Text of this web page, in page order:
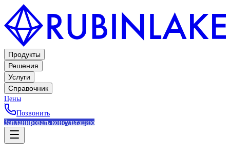
Продукты
Решения
Услуги
Справочник
Цены
Позвонить
Запланировать консультацию